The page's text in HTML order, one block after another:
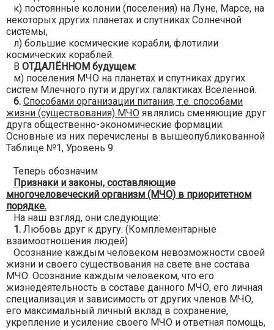
к) постоянные колонии (поселения) на Луне, Марсе, на
некоторых других планетах и спутниках Солнечной
системы,
л) большие космические корабли, флотилии
космических кораблей.
В ОТДАЛЁННОМ будущем:
м) поселения МЧО на планетах и спутниках других
систем Млечного пути и других галактиках Вселенной.
6. Способами организации питания, т.е. способами
жизни (существования) МЧО являлись сменяющие друг
друга общественно-экономические формации.
Основные из них перечислены в вышеопубликованной
Таблице №1, Уровень 9.
Теперь обозначим
Признаки и законы, составляющие
многочеловеческий организм (МЧО) в приоритетном
порядке.
На наш взгляд, они следующие:
1. Любовь друг к другу. (Комплементарные
взаимоотношения людей)
Осознание каждым человеком невозможности своей
жизни и своего существования на свете вне состава
МЧО. Осознание каждым человеком, что его
жизнедеятельность в составе данного МЧО, его личная
специализация и зависимость от других членов МЧО,
его максимальный личный вклад в сохранение,
укрепление и усиление своего МЧО и ответная помощь,